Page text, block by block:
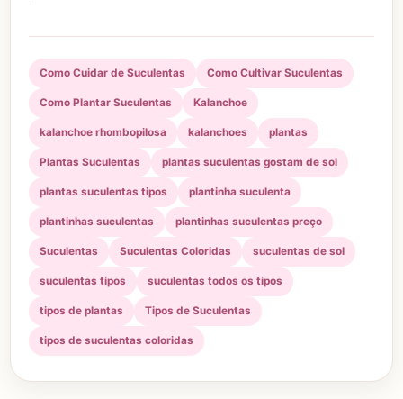
Como Cuidar de Suculentas Como Cultivar Suculentas
Como Plantar Suculentas Kalanchoe
kalanchoe rhombopilosa kalanchoes plantas
Plantas Suculentas plantas suculentas gostam de sol
plantas suculentas tipos plantinha suculenta
plantinhas suculentas plantinhas suculentas preço
Suculentas Suculentas Coloridas suculentas de sol
suculentas tipos suculentas todos os tipos
tipos de plantas Tipos de Suculentas
tipos de suculentas coloridas